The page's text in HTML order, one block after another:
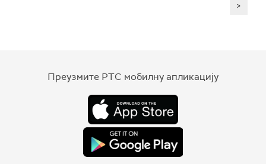
>
Преузмите РТС мобилну апликацију